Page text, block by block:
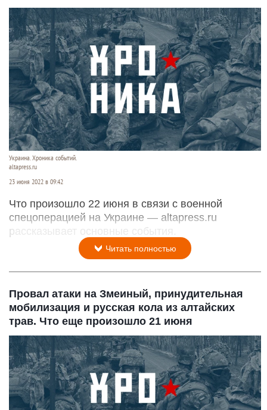
Украина. Хроника событий.
altapress.ru
23 июня 2022 в 09:42
Что произошло 22 июня в связи с военной
спецоперацией на Украине — altapress.ru
рассказывает основные события.
Читать полностью
Провал атаки на Змеиный, принудительная
мобилизация и русская кола из алтайских
трав. Что еще произошло 21 июня